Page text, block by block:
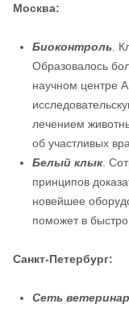
Москва:
Биоконтроль.
Образовалось
научном центре
лечением
об участливых
Белый клык.
принципов
новейшее
поможет в
Санкт-Петербург:
Сеть